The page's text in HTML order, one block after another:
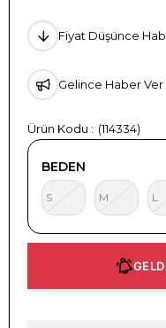
Fiyat Düşünce
Gelince Haber Ver
(114334)
BEDEN
S M L